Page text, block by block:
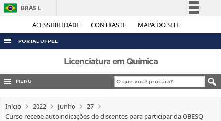
ACESSIBILIDADE CONTRASTE MAPA DO SITE
BRASIL
Simplifique!
Legislação
Canais
PORTAL UFPEL
ACESSO À INFORMAÇÃO
AUDITORIA
CONCURSOS
Licenciatura em Química
MENU
Início 2022 Junho
27
Curso recebe autoindicações de discentes para participar da OBESQ